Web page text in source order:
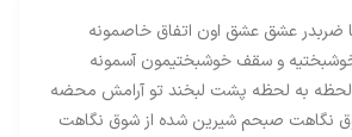
ضربدر عشق عشق اون اتفاق خاصمونه
و سقف خوشبختیمون آسمونه
لحظه به لحظه پشت لبخند تو آرامش محضه
نگاهت صبحم شیرین شده از شوق نگاهت